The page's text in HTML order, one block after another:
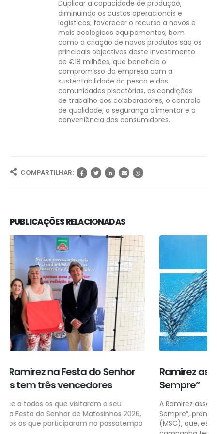
Duplicar a capacidade de produção,
diminuindo os custos operacionais e
logísticos; favorecer o recurso a novos e
mais ecológicos equipamentos, bem
como a criação de novos produtos são os
principais objectivos deste investimento
de €18 milhões, que beneficia o
compromisso da empresa com a
sustentabilidade da pesca e das
comunidades piscatórias, as condições
de trabalho dos colaboradores, o controlo
de qualidade, a segurança alimentar e a
conveniência dos consumidores.
COMPARTILHAR:
PUBLICAÇÕESRELACIONADAS
Ramirez associa-se à “Semana Mar Para
Sempre”
A Ramirez associa-se, uma vez mais, à “Semana Mar Para
Sempre”, promovida pelo Marine Stewardship Council
(MSC), que, este ano, decorre entre 2 e 8 de março. Esta